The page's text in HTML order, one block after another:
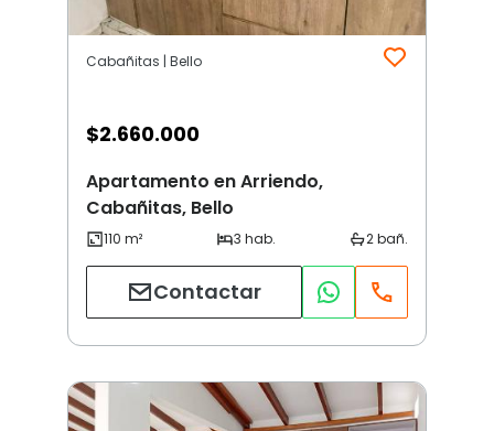
Cabañitas | Bello
$2.660.000
Apartamento en Arriendo,
Cabañitas, Bello
Contactar